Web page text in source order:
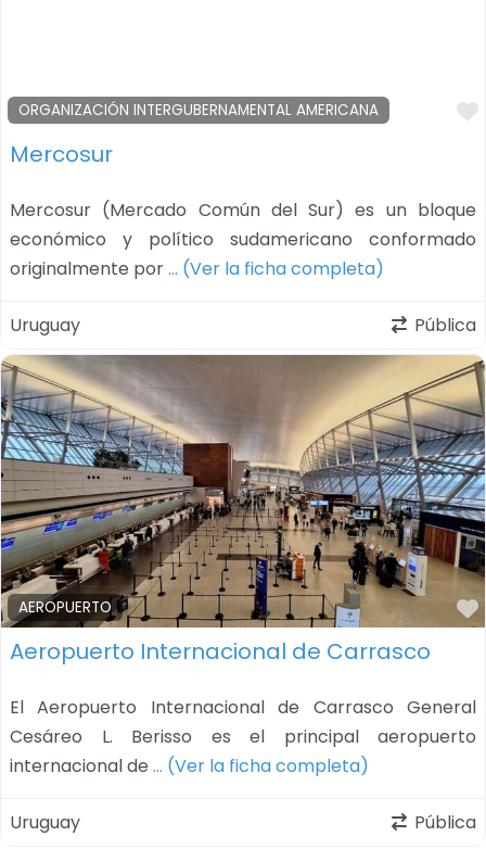
ORGANIZACIÓN INTERGUBERNAMENTAL AMERICANA
Mercosur
Mercosur (Mercado Común del Sur) es un bloque
económico y político sudamericano conformado
originalmente por… (Ver la ficha completa)
Uruguay Pública
AEROPUERTO
Aeropuerto Internacional de Carrasco
El Aeropuerto Internacional de Carrasco General
Cesáreo L. Berisso es el principal aeropuerto
internacional de … (Ver la ficha completa)
Uruguay Pública